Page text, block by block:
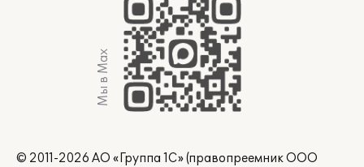
Мы в Max
© 2011-2026 АО «Группа 1С» (правопреемник ООО